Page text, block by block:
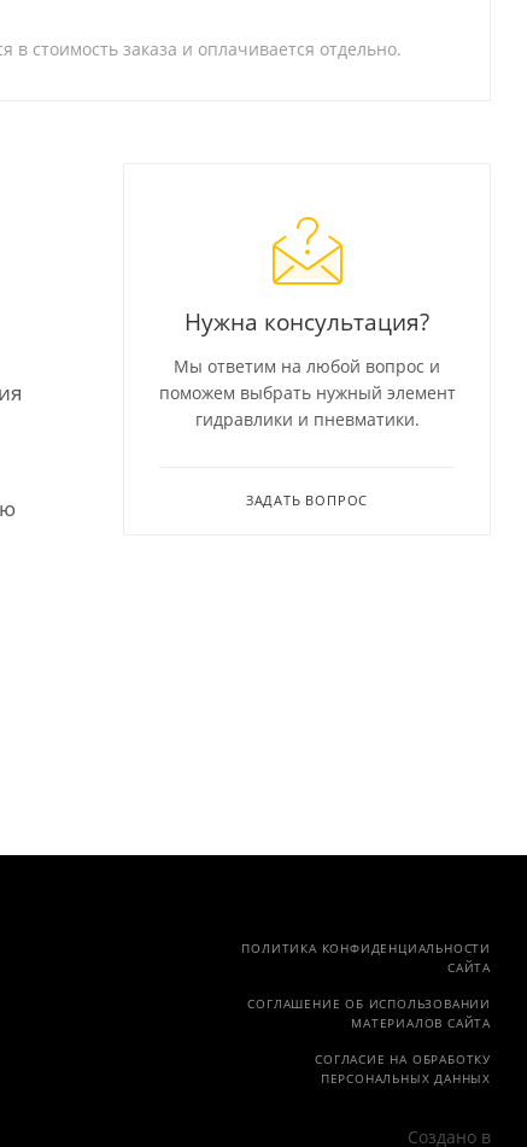
в стоимость заказа и оплачивается отдельно.
Нужна консультация?
Мы ответим на любой вопрос и
поможем выбрать нужный элемент
гидравлики и пневматики.
ЗАДАТЬ ВОПРОС
ПОЛИТИКА КОНФИДЕНЦИАЛЬНОСТИ
САЙТА
СОГЛАШЕНИЕ ОБ ИСПОЛЬЗОВАНИИ
МАТЕРИАЛОВ САЙТА
СОГЛАСИЕ НА ОБРАБОТКУ
ПЕРСОНАЛЬНЫХ ДАННЫХ
Создано в